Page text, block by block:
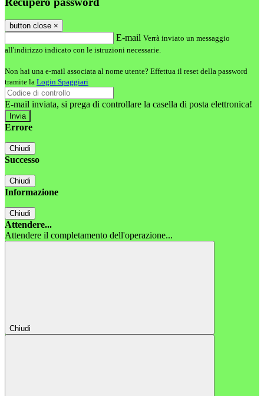
button close ×
E-mail Verrà inviato un messaggio
all'indirizzo indicato con le istruzioni necessarie.
Non hai una e-mail associata al nome utente? Effettua il reset della password
tramite la Login Spaggiari
E-mail inviata, si prega di controllare la casella di posta elettronica!
Errore
Chiudi
Successo
Chiudi
Informazione
Chiudi
Attendere...
Attendere il completamento dell'operazione...
Chiudi